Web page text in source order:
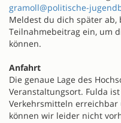
gramoll@politische-
Meldest du dich später
Teilnahmebeitrag ein, um
können.
Anfahrt
Die genaue Lage des
Veranstaltungsort. Fulda
Verkehrsmitteln erreichbar
können wir leider nicht